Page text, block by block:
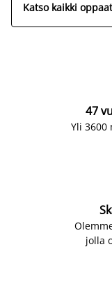
Katso kaikki
47
Yli 3600
jolla